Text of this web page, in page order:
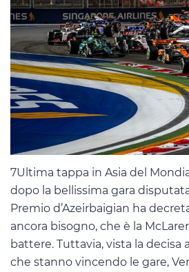
7Ultima tappa in Asia del
dopo la bellissima gara
Premio d’Azeirbaigian ha
ancora bisogno, che è la
battere. Tuttavia, vista la decisa
che stanno vincendo le gare,